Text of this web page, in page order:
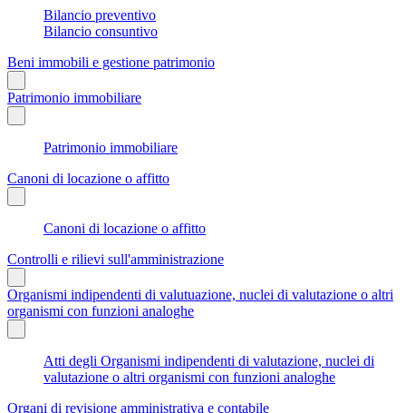
Bilancio preventivo
Bilancio consuntivo
Beni immobili e gestione patrimonio
Patrimonio immobiliare
Patrimonio immobiliare
Canoni di locazione o affitto
Canoni di locazione o affitto
Controlli e rilievi sull'amministrazione
Organismi indipendenti di valutuazione, nuclei di valutazione o altri
organismi con funzioni analoghe
Atti degli Organismi indipendenti di valutazione, nuclei di
valutazione o altri organismi con funzioni analoghe
Organi di revisione amministrativa e contabile